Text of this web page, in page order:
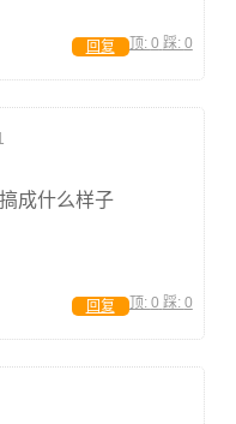
顶: 0 踩: 0
回复
成什么样子
顶: 0 踩: 0
回复